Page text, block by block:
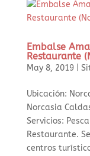
Embalse
Restaurante
May 8, 2019|
Ubicación:
Norcasia
Servicios:
Restaurante.
centros